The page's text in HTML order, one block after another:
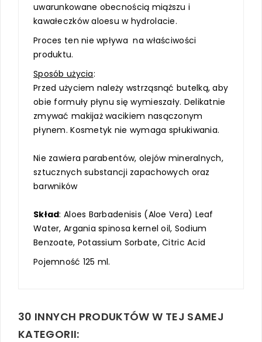
uwarunkowane obecnością miąższu i
kawałeczków aloesu w hydrolacie.
Proces ten nie wpływa na właściwości
produktu.
Sposób użycia:
Przed użyciem należy wstrząsnąć butelką, aby
obie formuły płynu się wymieszały. Delikatnie
zmywać makijaż wacikiem nasączonym
płynem. Kosmetyk nie wymaga spłukiwania.
Nie zawiera parabentów, olejów mineralnych,
sztucznych substancji zapachowych oraz
barwników
Skład: Aloes Barbadenisis (Aloe Vera) Leaf
Water, Argania spinosa kernel oil, Sodium
Benzoate, Potassium Sorbate, Citric Acid
Pojemność 125 ml.
30 INNYCH PRODUKTÓW W TEJ SAMEJ
KATEGORII: